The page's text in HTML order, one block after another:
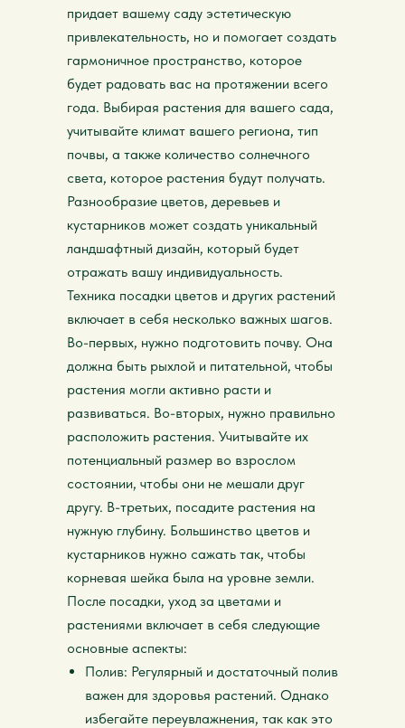
придает вашему саду эстетическую
привлекательность, но и помогает создать
гармоничное пространство, которое
будет радовать вас на протяжении всего
года. Выбирая растения для вашего сада,
учитывайте климат вашего региона, тип
почвы, а также количество солнечного
света, которое растения будут получать.
Разнообразие цветов, деревьев и
кустарников может создать уникальный
ландшафтный дизайн, который будет
отражать вашу индивидуальность.
Техника посадки цветов и других растений
включает в себя несколько важных шагов.
Во-первых, нужно подготовить почву. Она
должна быть рыхлой и питательной, чтобы
растения могли активно расти и
развиваться. Во-вторых, нужно правильно
расположить растения. Учитывайте их
потенциальный размер во взрослом
состоянии, чтобы они не мешали друг
другу. В-третьих, посадите растения на
нужную глубину. Большинство цветов и
кустарников нужно сажать так, чтобы
корневая шейка была на уровне земли.
После посадки, уход за цветами и
растениями включает в себя следующие
основные аспекты:
Полив: Регулярный и достаточный полив
важен для здоровья растений. Однако
избегайте переувлажнения, так как это